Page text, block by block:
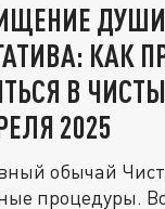
ДУШИ
КАК
В
2025
обычай
процедуры.